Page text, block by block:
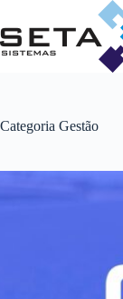
o
conteúdo
Categoria Gestão